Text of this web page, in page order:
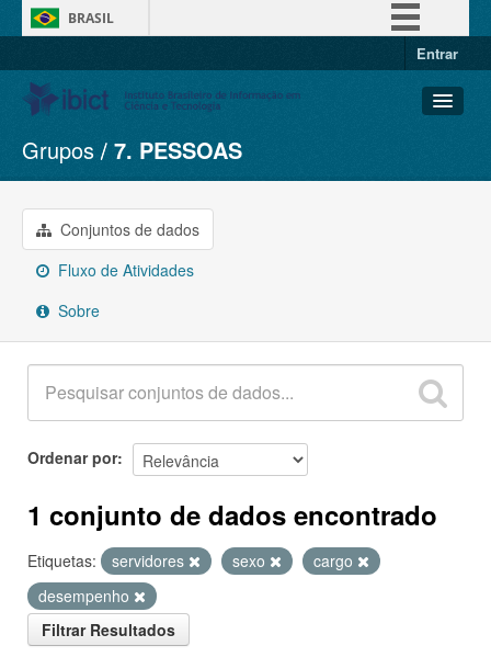
BRASIL
Entrar
Conjuntos de dados
Organizações
Grupos
Sobre
Grupos 7. PESSOAS
Conjuntos de dados
Fluxo de Atividades
Sobre
Ordenar por
1 conjunto de dados encontrado
Etiquetas: servidores sexo
cargo
desempenho
Filtrar Resultados